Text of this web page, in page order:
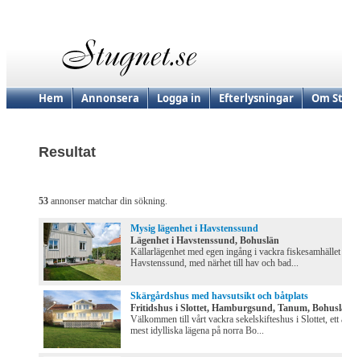
Hem Annonsera Logga in Efterlysningar Om
Resultat
53 annonser matchar din sökning.
Mysig lägenhet i Havstenssund
Lägenhet i Havstenssund, Bohuslän
Källarlägenhet med egen ingång i vackra fiskesamhället
Havstenssund, med närhet till hav och bad...
Skärgårdshus med havsutsikt och båtplats
Fritidshus i Slottet, Hamburgsund, Tanum,
Välkommen till vårt vackra sekelskifteshus i Slottet, ett
mest idylliska lägena på norra Bo...